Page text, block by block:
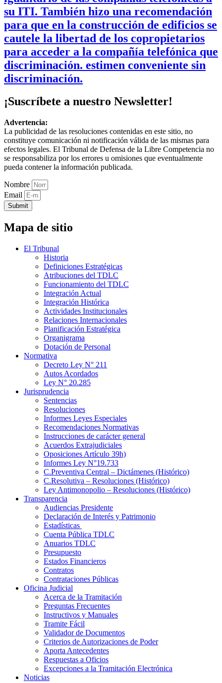
su ITI. También hizo una recomendación
para que en la construcción de edificios se
cautele la libertad de los copropietarios
para acceder a la compañía telefónica que
discriminación. estimen conveniente sin
discriminación.
¡Suscríbete a nuestro Newsletter!
Advertencia:
La publicidad de las resoluciones contenidas en este sitio, no
constituye comunicación ni notificación válida de las mismas para
efectos legales. El Tribunal de Defensa de la Libre Competencia no
se responsabiliza por los errores u omisiones que eventualmente
pueda contener la información publicada.
Nombre
Email
Submit
Mapa de sitio
El Tribunal
Historia
Definiciones Estratégicas
Atribuciones del TDLC
Funcionamiento del TDLC
Integración Actual
Integración Histórica
Actividades Institucionales
Relaciones Internacionales
Planificación Estratégica
Organigrama
Dotación de Personal
Normativa
Decreto Ley N° 211
Autos Acordados
Ley N° 20.285
Jurisprudencia
Sentencias
Resoluciones
Informes Leyes Especiales
Recomendaciones Normativas
Instrucciones de carácter general
Acuerdos Extrajudiciales
Oposiciones Artículo 39h)
Informes Ley N°19.733
C.Preventiva Central – Dictámenes (Histórico)
C.Resolutiva – Resoluciones (Histórico)
Ley Antimonopolio – Resoluciones (Histórico)
Transparencia
Audiencias Presidente
Declaración de Interés y Patrimonio
Estadísticas
Cuenta Pública TDLC
Anuarios TDLC
Presupuesto
Estados Financieros
Contratos
Contrataciones Públicas
Oficina Judicial
Acerca de la Tramitación
Preguntas Frecuentes
Instructivos y Manuales
Tramite Fácil
Validador de Documentos
Criterios de Autorizaciones de Poder
Aporta Antecedentes
Respuestas a Oficios
Excepciones a la Tramitación Electrónica
Noticias